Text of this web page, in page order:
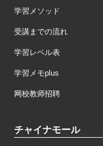
学習メソッド
受講までの流れ
学習レベル表
学習メモplus
网校教师招聘
チャイナモール